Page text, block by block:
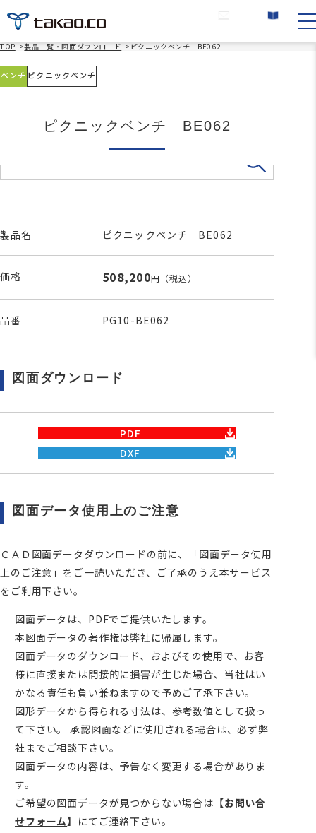
TOP >製品一覧・図面ダウンロード > ピクニックベンチ BE062
ベンチ ピクニックベンチ
ピクニックベンチ BE062
製品名 ピクニックベンチ BE062
価格 508,200円 （税込）
品番 PG10-BE062
図面ダウンロード
PDF
DXF
図面データ使用上のご注意
ＣＡＤ図面データダウンロードの前に、「図面データ使用
上のご注意」をご一読いただき、ご了承のうえ本サービス
をご利用下さい。
図面データは、PDFでご提供いたします。
本図面データの著作権は弊社に帰属します。
図面データのダウンロード、およびその使用で、お客
様に直接または間接的に損害が生じた場合、当社はい
かなる責任も負い兼ねますので予めご了承下さい。
図形データから得られる寸法は、参考数値として扱っ
て下さい。 承認図面などに使用される場合は、必ず弊
社までご相談下さい。
図面データの内容は、予告なく変更する場合がありま
す。
ご希望の図面データが見つからない場合は 【お問い合
せフォーム】 にてご連絡下さい。